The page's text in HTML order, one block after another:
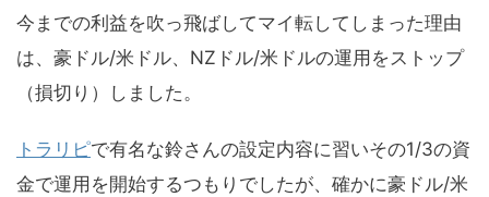
今までの利益を吹っ飛ばしてマイ転してしまった理由
は、豪ドル/米ドル、NZドル/米ドルの運用をストップ
（損切り）しました。
トラリピで有名な鈴さんの設定内容に習いその1/3の資
金で運用を開始するつもりでしたが、確かに豪ドル/米